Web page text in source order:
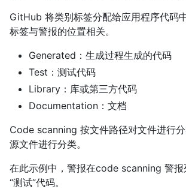
GitHub 将类别标签分配给应用程序代码
标签与警报的位置相关。
Generated：生成过程生成的代码
Test：测试代码
Library：库或第三方代码
Documentation：文档
Code scanning 按文件路径对文件进行
源文件进行分类。
在此示例中，警报在code scanning 警报
“测试”代码。